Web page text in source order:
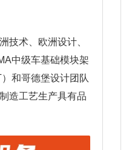
技术、欧洲设计、
中级车基础模块架
和哥德堡设计团队
造工艺生产具有品